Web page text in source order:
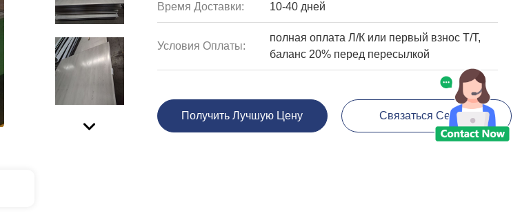
Время Доставки: 10-40 дней
Условия Оплаты:
полная оплата Л/К или первый взнос Т/Т,
баланс 20% перед пересылкой
Получить Лучшую Цену Связаться Сейчас